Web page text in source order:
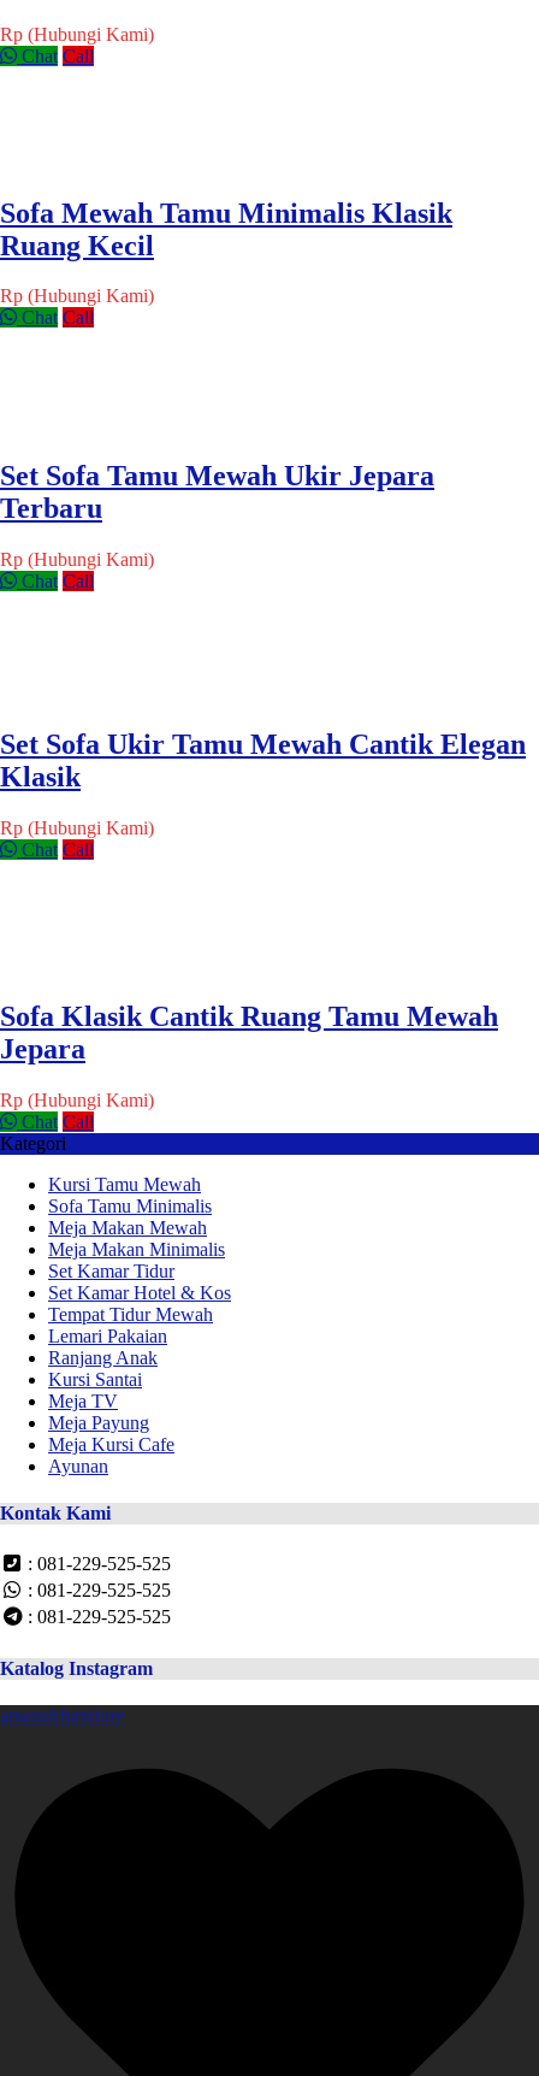
Rp (Hubungi Kami)
Chat Call
Sofa Mewah Tamu Minimalis Klasik
Ruang Kecil
Rp (Hubungi Kami)
Chat Call
Set Sofa Tamu Mewah Ukir Jepara
Terbaru
Rp (Hubungi Kami)
Chat Call
Set Sofa Ukir Tamu Mewah Cantik Elegan
Klasik
Rp (Hubungi Kami)
Chat Call
Sofa Klasik Cantik Ruang Tamu Mewah
Jepara
Rp (Hubungi Kami)
Chat Call
Kategori
Kursi Tamu Mewah
Sofa Tamu Minimalis
Meja Makan Mewah
Meja Makan Minimalis
Set Kamar Tidur
Set Kamar Hotel & Kos
Tempat Tidur Mewah
Lemari Pakaian
Ranjang Anak
Kursi Santai
Meja TV
Meja Payung
Meja Kursi Cafe
Ayunan
Kontak Kami
: 081-229-525-525
: 081-229-525-525
: 081-229-525-525
Katalog Instagram
amanahfurniture